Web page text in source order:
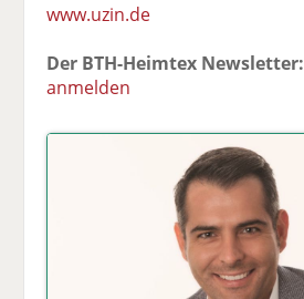
www.uzin.de
Der BTH-Heimtex Newsletter:
anmelden